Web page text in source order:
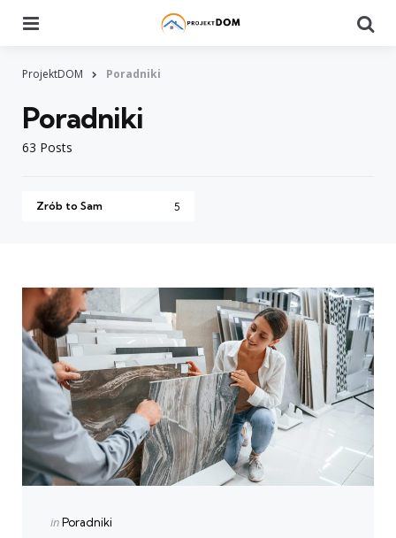
ProjektDOM Poradniki
63 Posts
Poradniki
Zrób to Sam 5
Categories
Posted
inPoradniki